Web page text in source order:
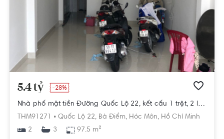
5.4 tỷ -28%
Nhà phố mặt tiền Đường Quốc Lộ 22, kết cấu 1 trệt, 2 lầu và sân thượng.
THM91271 • Quốc Lộ 22, Bà Điểm, Hóc Môn, Hồ Chí Minh
2
3 97.5 m²